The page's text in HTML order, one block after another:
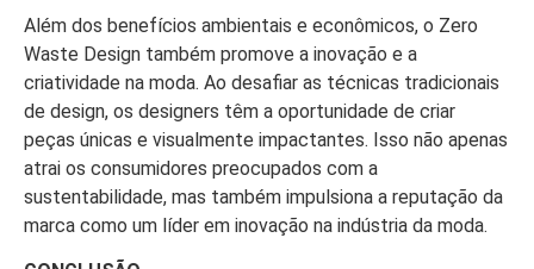
Além dos benefícios ambientais e econômicos, o Zero
Waste Design também promove a inovação e a
criatividade na moda. Ao desafiar as técnicas tradicionais
de design, os designers têm a oportunidade de criar
peças únicas e visualmente impactantes. Isso não apenas
atrai os consumidores preocupados com a
sustentabilidade, mas também impulsiona a reputação da
marca como um líder em inovação na indústria da moda.